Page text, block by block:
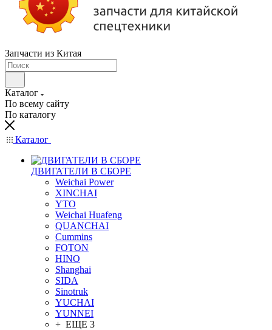
Запчасти из Китая
Каталог
По всему сайту
По каталогу
Каталог
ДВИГАТЕЛИ В СБОРЕ
Weichai Power
XINCHAI
YTO
Weichai Huafeng
QUANCHAI
Cummins
FOTON
HINO
Shanghai
SIDA
Sinotruk
YUCHAI
YUNNEI
+ ЕЩЕ 3